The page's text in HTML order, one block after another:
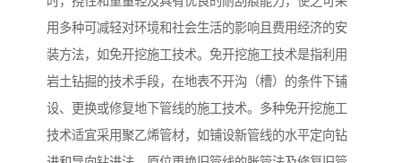
用多种可减轻对环境和社会生活的影响且费用经济的安
装方法，如免开挖施工技术。免开挖施工技术是指利用
岩土钻掘的技术手段，在地表不开沟（槽）的条件下铺
设、更换或修复地下管线的施工技术。多种免开挖施工
技术适宜采用聚乙烯管材，如铺设新管线的水平定向钻